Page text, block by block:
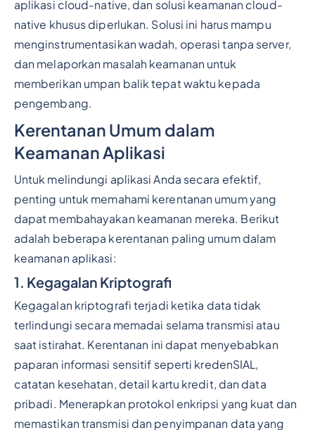
aplikasi cloud-native, dan solusi keamanan cloud-
native khusus diperlukan. Solusi ini harus mampu
menginstrumentasikan wadah, operasi tanpa server,
dan melaporkan masalah keamanan untuk
memberikan umpan balik tepat waktu kepada
pengembang.
Kerentanan Umum dalam
Keamanan Aplikasi
Untuk melindungi aplikasi Anda secara efektif,
penting untuk memahami kerentanan umum yang
dapat membahayakan keamanan mereka. Berikut
adalah beberapa kerentanan paling umum dalam
keamanan aplikasi:
1. Kegagalan Kriptografi
Kegagalan kriptografi terjadi ketika data tidak
terlindungi secara memadai selama transmisi atau
saat istirahat. Kerentanan ini dapat menyebabkan
paparan informasi sensitif seperti kredenSIAL,
catatan kesehatan, detail kartu kredit, dan data
pribadi. Menerapkan protokol enkripsi yang kuat dan
memastikan transmisi dan penyimpanan data yang